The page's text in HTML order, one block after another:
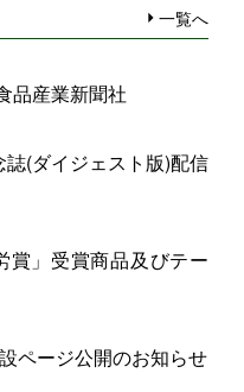
一覧へ
品産業新聞社
(ダイジェスト版)配信
賞」受賞商品及びテー
ページ公開のお知らせ